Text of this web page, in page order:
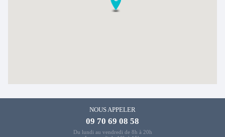
NOUS APPELER
09 70 69 08 58
Du lundi au vendredi de 8h à 20h